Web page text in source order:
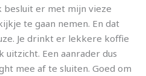
besluit er met mijn vieze
te gaan nemen. En dat
Je drinkt er lekkere koffie
Een aanrader dus
mee af te sluiten. Goed om